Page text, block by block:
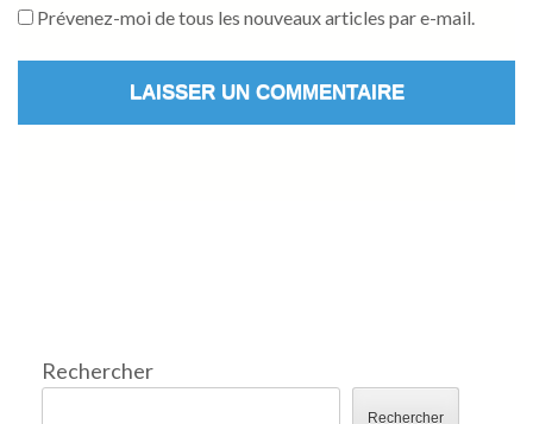
Prévenez-moi de tous les nouveaux articles par e-mail.
Rechercher
Rechercher